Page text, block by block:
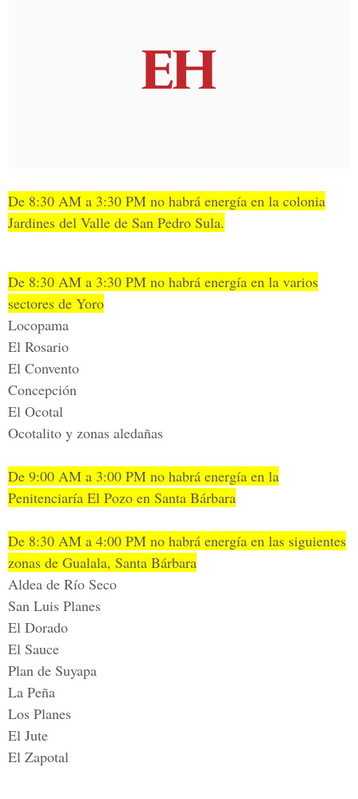
De 8:30 AM a 3:30 PM no habrá energía en la colonia
Jardines del Valle de San Pedro Sula.
De 8:30 AM a 3:30 PM no habrá energía en la varios
sectores de Yoro
Locopama
El Rosario
El Convento
Concepción
El Ocotal
Ocotalito y zonas aledañas
De 9:00 AM a 3:00 PM no habrá energía en la
Penitenciaría El Pozo en Santa Bárbara
De 8:30 AM a 4:00 PM no habrá energía en las siguientes
zonas de Gualala, Santa Bárbara
Aldea de Río Seco
San Luis Planes
El Dorado
El Sauce
Plan de Suyapa
La Peña
Los Planes
El Jute
El Zapotal